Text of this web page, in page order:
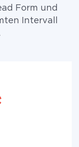
Form und
Intervall